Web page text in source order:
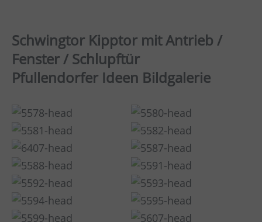
Schwingtor Kipptor mit Antrieb /
Fenster / Schlupftür
Pfullendorfer Ideen Bildgalerie